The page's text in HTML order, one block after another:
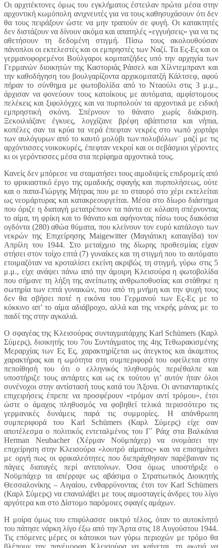
Οι αρχιτέκτονες όμως του εγκλήματος έστειλαν πρώτα μέσα στην
αρχοντική κωμόπολη ανιχνευτές για να τους καθησυχάσουν ότι δεν
θα τους πειράξουν ώστε να μην τραπούν σε φυγή. Οι κατακτητές
δεν διστάζουν να δίνουν ακόμα και απατηλές «εγγυήσεις» για να τις
αθετήσουν τη δεδομένη στιγμή. Πίσω τους ακολουθούσαν
πάνοπλοι οι εκτελεστές και οι εμπρηστές των Ναζί. Τα Ες-Ες και οι
γερμανοφορεμένοι Βούλγαροι κομιτατζήδες υπό την αρχηγία των
Γερμανών διοικητών της Καστοριάς Ράισελ και Χίλντεμπραντ και
την καθοδήγηση του βουλγαρίζοντα αρχικομιτατζή Κάλτσεφ, αφού
πήραν το σύνθημα με φωτοβολίδα από το Νταούλι στις 3 μ.μ.,
άρχισαν να φονεύουν τους κατοίκους με αυτόματα, αμφίστομους
πελέκεις και ξιφολόγχες και να πυρπολούν τα αρχοντικά με ειδική
εμπρηστική σκόνη. Σπέρνουν το θάνατο χωρίς διάκριση.
Ξεκοιλιάζανε έγκυες, λογχίζανε βρέφη αβάπτιστα και νήπια,
κοπέλες σαν τα κρύα τα νερά έπεφταν νεκρές στο νωπό χορτάρι
των αυλόγυρων από το καυτό μολύβι των πολυβόλων˙ μαζί με τις
αρχόντισσες νοικοκυρές, έπεφταν νεκροί και οι σεβάσμιοι γέροντες
κι οι γερόντισσες μέσα στα περίφημα αρχοντικά τους.
Κανείς δεν μπόρεσε να σταματήσει τους αιμοδιψείς επιδρομείς από
το φρικιαστικό έργο της ομαδικής σφαγής και πυρπολήσεως, ούτε
και ο παπα-Γιώργης Μήτρας που με το σταυρό στο χέρι εκτελείται
ως νεομάρτυρας και κατακρεουργείται. Μέσα στο δίωρο διάστημα
που όριζε η διαταγή μετατρέπουν τα πάντα σε κόλαση σπέρνοντας
το αίμα, τη φρίκη και το θάνατο και αφήνοντας πίσω τους διακόσια
ογδόντα (280) αθώα θύματα, που κλείνουν τον ευρύ κατάλογο των
νεκρών της Επιχείρησης Maigewitter (Μαγιάτικη καταιγίδα) τον
Απρίλη του 1944. Στο μεταίχμιο της δίωρης προθεσμίας είχαν
στήσει στον τοίχο επτά (7) γυναίκες και τη στιγμή που το αυτόματο
ετοιμαζόταν να κροταλίσει εκείνη ακριβώς τη στιγμή, γύρω στις 5
μ.μ., είχε ανάψει πάνω από την άμοιρη Κλεισούρα η φωτοβολίδα
που σήμανε τη λήξη της ανείπωτης ανθρωποθυσίας και στάθηκε η
σωτηρία των επτά γυναικών, που από τη μνήμη και την ψυχή τους
δεν θα σβήσει ποτέ η εικόνα του Γερμανού των Ες-Ες με το
κόκκινο απ’ το αίμα αδιάβροχο, αλλά και της νεκρής μάνας με το
παιδί της στην αγκαλιά.
Ο σφαγέας της Κλεισούρας συνταγματάρχης Karl Schümers (Καρλ
Σύμερς), διοικητής του 7ου Συντάγματος της 4ης Τεθωρακισμένης
Μεραρχίας των Ες Ες, χαρακτηρίζεται ως άτεγκτος και άκαμπτος
χαρακτήρας και η ωμότητα στη συμπεριφορά του οφείλεται στην
πεποίθησή του ότι ο ελληνικός πληθυσμός περιέθαλπε και
υποστήριζε τους αντάρτες και ως εκ τούτου γι’ αυτόν ήταν όλοι
συνένοχοι στην αντίστασή τους κατά του Άξονα. Οι αντιανταρτικές
επιχειρήσεις έπρεπε να προσφέρουν «τρόμον αντί τρόμου», έτσι
ώστε ο άμαχος πληθυσμός να φοβηθεί τελικά περισσότερο τις
γερμανικές δυνάμεις παρά τις συμμορίες. Η απάνθρωπη
συμπεριφορά του Karl Schümers (Καρλ Σύμερς) είχε σαν
αποτέλεσμα ο πολιτικός εντεταλμένος του Γ΄ Ράιχ στα Βαλκάνια
Herman Neubacher (Χέρμαν Νοϋμπάχερ) να ονομάσει την
επιχείρηση στην Κλεισούρα «λουτρό αίματος» και να επισημάνει
με οργή πως οι φρικαλεότητες που διεπράχθησαν παρέβαιναν τις
πάγιες διαταγές περί αντιποίνων. Όσα όμως υποστήριξε ο
Νοϋμπάχερ τα απέρριψε ως αβάσιμα ο Στρατιωτικός Διοικητής
Θεσσαλονίκης – Αιγαίου, ενθαρρύνοντας έτσι τον Karl Schümers
(Καρλ Σύμερς) να επαναλάβει με τους αιμοσταγείς άνδρες του λίγο
αργότερα και στο Δίστομο παρόμοιες σφαγές αμάχων.
Η μοίρα όμως του επιφύλασσε οικτρό τέλος, όταν το αυτοκίνητό
του πάτησε νάρκη λίγο έξω από την Άρτα στις 18 Αυγούστου 1944.
Τις επόμενες μέρες οι κάτοικοι των γύρω περιοχών με τρόμο θα
βλέπουν την πανέμορφη Κλεισούρα να καίγεται, τη φωτιά να